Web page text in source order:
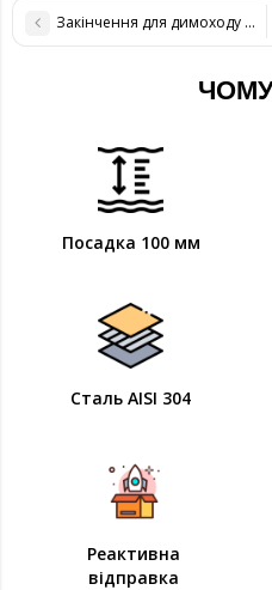
Закінчення для димоходу
Посадка 100 мм
Сталь AISI 304
Реактивна
відправка